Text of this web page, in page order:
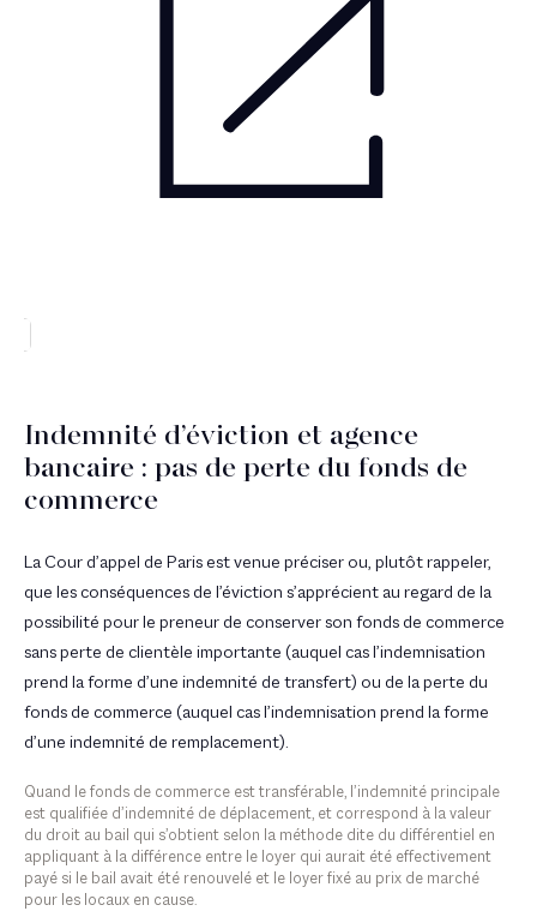
Indemnité d’éviction et agence
bancaire : pas de perte du fonds de
commerce
La Cour d’appel de Paris est venue préciser ou, plutôt rappeler,
que les conséquences de l’éviction s’apprécient au regard de la
possibilité pour le preneur de conserver son fonds de commerce
sans perte de clientèle importante (auquel cas l’indemnisation
prend la forme d’une indemnité de transfert) ou de la perte du
fonds de commerce (auquel cas l’indemnisation prend la forme
d’une indemnité de remplacement).
Quand le fonds de commerce est transférable, l’indemnité principale
est qualifiée d’indemnité de déplacement, et correspond à la valeur
du droit au bail qui s’obtient selon la méthode dite du différentiel en
appliquant à la différence entre le loyer qui aurait été effectivement
payé si le bail avait été renouvelé et le loyer fixé au prix de marché
pour les locaux en cause.